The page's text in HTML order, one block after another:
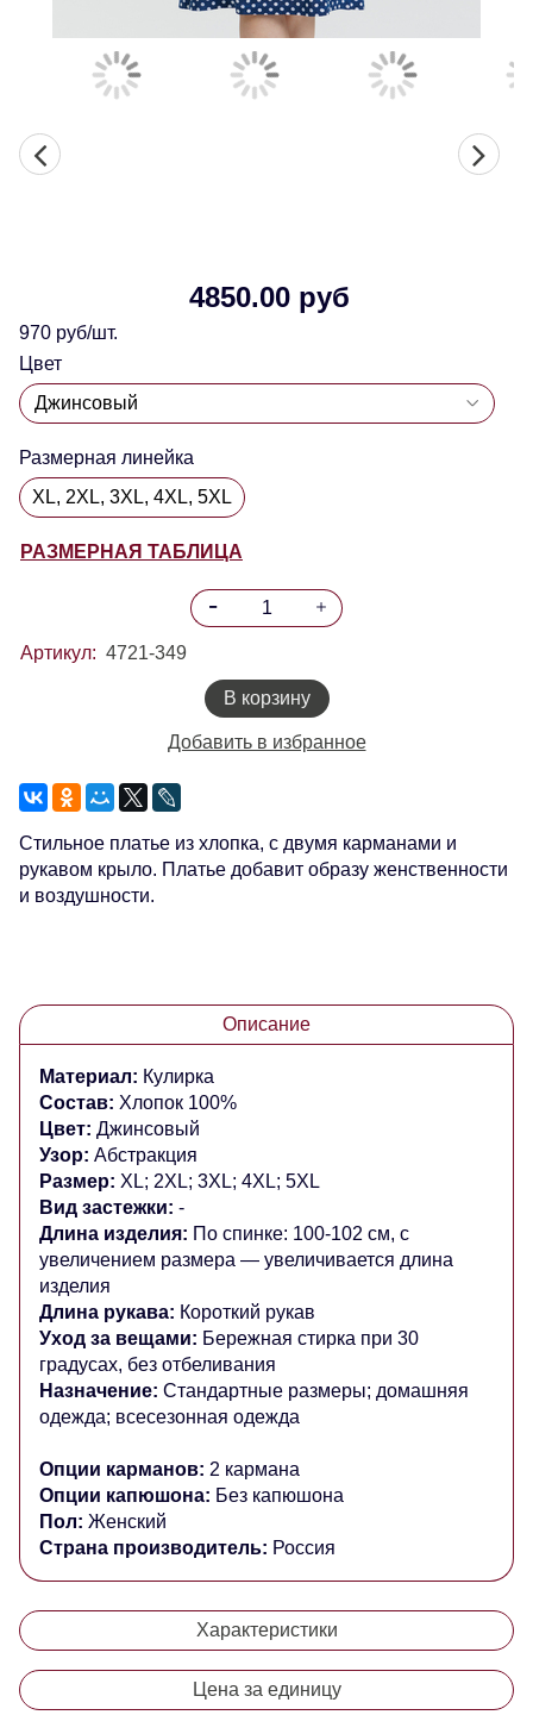
4850.00 руб
970 руб/шт.
Цвет
Размерная линейка
XL, 2XL, 3XL, 4XL, 5XL
РАЗМЕРНАЯ ТАБЛИЦА
Артикул: 4721-349
В корзину
Добавить в избранное
Стильное платье из хлопка, с двумя карманами и
рукавом крыло. Платье добавит образу женственности
и воздушности.
Описание
Материал: Кулирка
Состав: Хлопок 100%
Цвет: Джинсовый
Узор: Абстракция
Размер: XL; 2XL; 3XL; 4XL; 5XL
Вид застежки: -
Длина изделия: По спинке: 100-102 см, с
увеличением размера — увеличивается длина
изделия
Длина рукава: Короткий рукав
Уход за вещами: Бережная стирка при 30
градусах, без отбеливания
Назначение: Стандартные размеры; домашняя
одежда; всесезонная одежда
Опции карманов: 2 кармана
Опции капюшона: Без капюшона
Пол: Женский
Страна производитель: Россия
Характеристики
Цена за единицу